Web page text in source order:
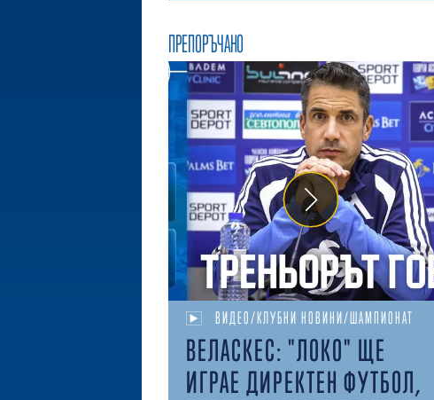
ПРЕПОРЪЧАНО
ВИДЕО/КЛУБНИ НОВИНИ/ШАМПИОНАТ
ВЕЛАСКЕС: "ЛОКО" ЩЕ
ИГРАЕ ДИРЕКТЕН ФУТБОЛ,